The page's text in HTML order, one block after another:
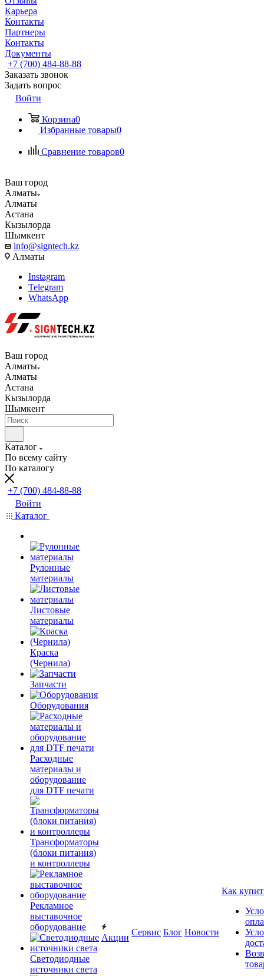
Карьера
Контакты
Партнеры
Контакты
Документы
+7 (700) 484-88-88
Заказать звонок
Задать вопрос
Войти
Корзина0
Избранные товары0
Сравнение товаров0
Ваш город
Алматы
Алматы
Астана
Кызылорда
Шымкент
info@signtech.kz
Алматы
Instagram
Telegram
WhatsApp
Ваш город
Алматы
Алматы
Астана
Кызылорда
Шымкент
Каталог
По всему сайту
По каталогу
+7 (700) 484-88-88
Войти
Каталог
Рулонные
материалы
Листовые
материалы
Краска
(Чернила)
Запчасти
Оборудования
Расходные
материалы и
оборудование
для DTF печати
Трансформаторы
(блоки питания)
и контроллеры
Рекламное
выставочное
оборудование
Светодиодные
источники света
Акции
Сервис Блог Новости
Как